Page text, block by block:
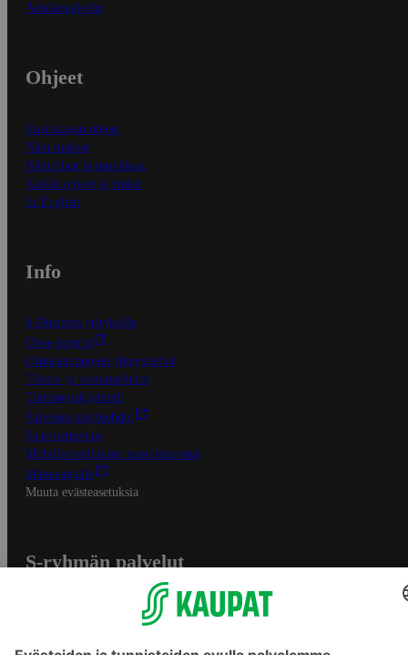
Asiakaspalvelu
Ohjeet
Ensitilaajan ohjeet
Näin maksat
Näin tilaat ja muokkaat
Kaikki ohjeet ja vinkit
In English
Info
S-Business yrityksille
Oiva-raportit
Osuuskauppojen yhteystiedot
Tilaus- ja toimitusehdot
Tietosuojakäytäntö
Palvelun käyttöehdot
Saavutettavuus
Mobiilisovelluksen saavutettavuus
Mainostajalle
Muuta evästeasetuksia
S-ryhmän palvelut